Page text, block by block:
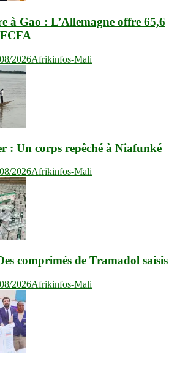
à Gao : L’Allemagne offre 65,6
2026Afrikinfos-Mali
: Un corps repêché à Niafunké
2026Afrikinfos-Mali
comprimés de Tramadol saisis
2026Afrikinfos-Mali